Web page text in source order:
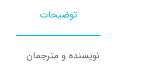
توضیحات
نویسنده و مترجمان